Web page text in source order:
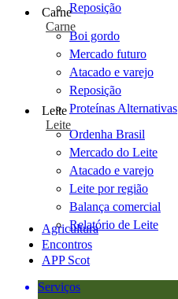
Reposição
Carne
Carne
Boi gordo
Mercado futuro
Atacado e varejo
Reposição
Proteínas Alternativas
Leite
Leite
Ordenha Brasil
Mercado do Leite
Atacado e varejo
Leite por região
Balança comercial
Relatório de Leite
Agricultura
Encontros
APP Scot
Serviços